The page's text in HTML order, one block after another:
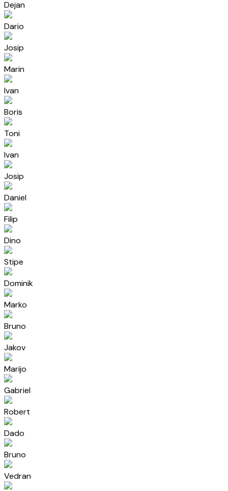
Dejan
Dario
Josip
Marin
Ivan
Boris
Toni
Ivan
Josip
Daniel
Filip
Dino
Stipe
Dominik
Marko
Bruno
Jakov
Marijo
Gabriel
Robert
Dado
Bruno
Vedran